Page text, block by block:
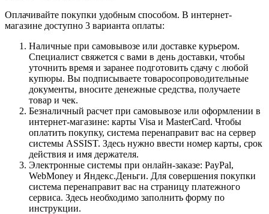
Оплачивайте покупки удобным способом. В интернет-
магазине доступно 3 варианта оплаты:
Наличные при самовывозе или доставке курьером.
Специалист свяжется с вами в день доставки, чтобы
уточнить время и заранее подготовить сдачу с любой
купюры. Вы подписываете товаросопроводительные
документы, вносите денежные средства, получаете
товар и чек.
Безналичный расчет при самовывозе или оформлении в
интернет-магазине: карты Visa и MasterCard. Чтобы
оплатить покупку, система перенаправит вас на сервер
системы ASSIST. Здесь нужно ввести номер карты, срок
действия и имя держателя.
Электронные системы при онлайн-заказе: PayPal,
WebMoney и Яндекс.Деньги. Для совершения покупки
система перенаправит вас на страницу платежного
сервиса. Здесь необходимо заполнить форму по
инструкции.